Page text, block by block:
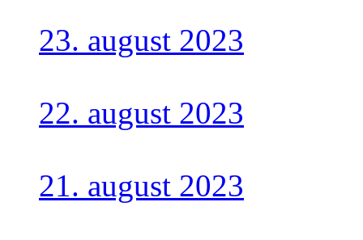
23. august 2023
22. august 2023
21. august 2023